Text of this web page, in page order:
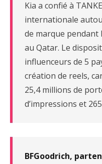
Kia a confié à
internationale
de marque pendant
au Qatar. Le
influenceurs de 5
création de reels,
25,4 millions de
d’impressions et
BFGoodrich,